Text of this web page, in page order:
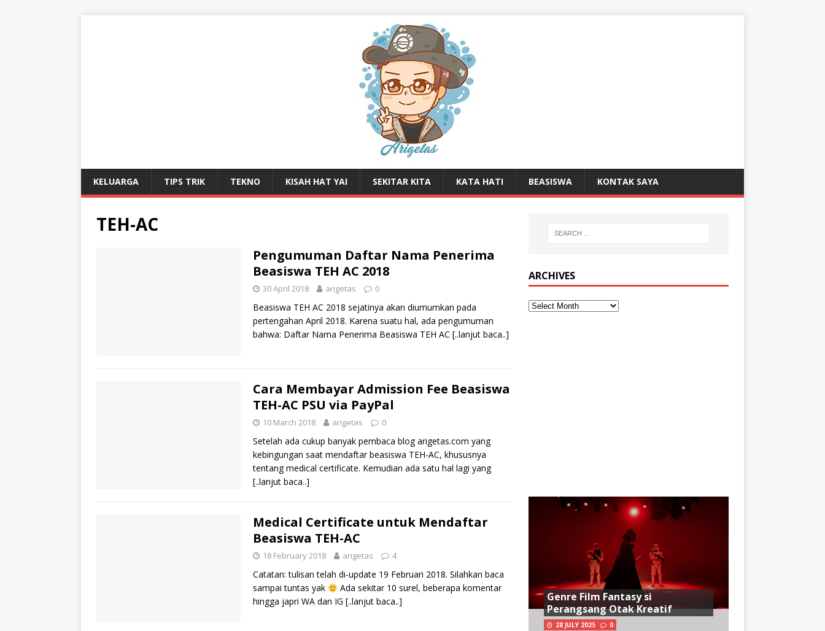
KELUARGA TIPS TRIK TEKNO KISAH HAT YAI SEKITAR KITA KATA HATI BEASISWA KONTAK SAYA
TEH-AC
Pengumuman Daftar Nama Penerima
Beasiswa TEH AC 2018
30 April 2018 arigetas 0
Beasiswa TEH AC 2018 sejatinya akan diumumkan pada
pertengahan April 2018. Karena suatu hal, ada pengumuman
bahwa: Daftar Nama Penerima Beasiswa TEH AC [..lanjut baca..]
Cara Membayar Admission Fee Beasiswa
TEH-AC PSU via PayPal
10 March 2018 arigetas 0
Setelah ada cukup banyak pembaca blog arigetas.com yang
kebingungan saat mendaftar beasiswa TEH-AC, khususnya
tentang medical certificate. Kemudian ada satu hal lagi yang
[..lanjut baca..]
Medical Certificate untuk Mendaftar
Beasiswa TEH-AC
18 February 2018 arigetas 4
Catatan: tulisan telah di-update 19 Februari 2018. Silahkan baca
sampai tuntas yak
Ada sekitar 10 surel, beberapa komentar
hingga japri WA dan IG [..lanjut baca..]
ARCHIVES
Genre Film Fantasy si
Perangsang Otak Kreatif
28 JULY 2025 0